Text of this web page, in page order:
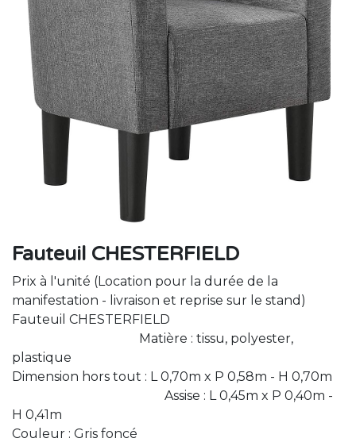
Fauteuil CHESTERFIELD
Prix à l'unité (Location pour la durée de la
manifestation - livraison et reprise sur le stand)
Fauteuil CHESTERFIELD
Matière : tissu, polyester,
plastique
Dimension hors tout : L 0,70m x P 0,58m - H 0,70m
Assise : L 0,45m x P 0,40m -
H 0,41m
Couleur : Gris foncé